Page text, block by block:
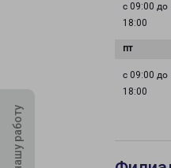
с 09:00 до
18:00
с 09:00 до
18:00